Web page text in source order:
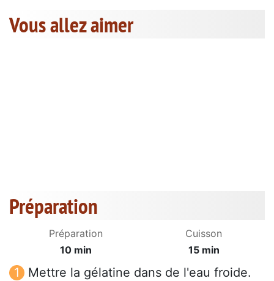
Vous allez aimer
Préparation
Préparation
10 min
Cuisson
15 min
Mettre la gélatine dans de l'eau froide.